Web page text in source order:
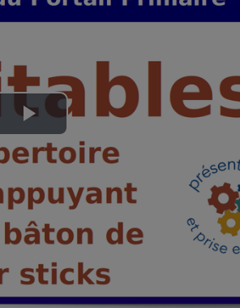
Lire
la
vidéo